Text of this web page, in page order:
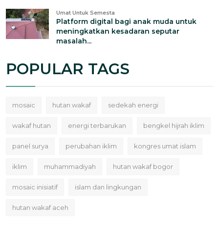
Umat Untuk Semesta
Platform digital bagi anak muda untuk
meningkatkan kesadaran seputar
masalah...
POPULAR TAGS
mosaic hutan wakaf sedekah energi
wakaf hutan energi terbarukan bengkel hijrah iklim
panel surya perubahan iklim kongres umat islam
iklim muhammadiyah hutan wakaf bogor
mosaic inisiatif islam dan lingkungan
hutan wakaf aceh